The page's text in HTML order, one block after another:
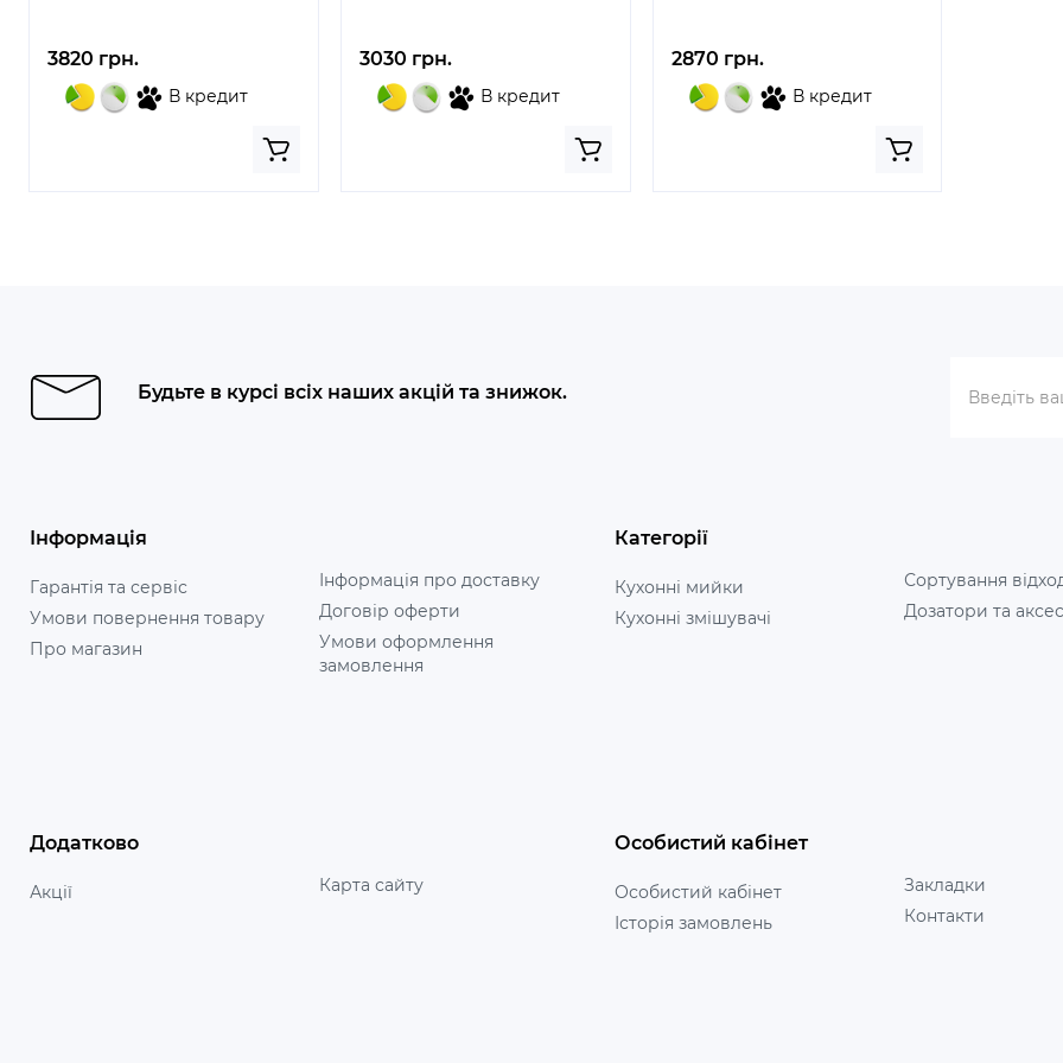
3820 грн.
В кредит
3030 грн.
В кредит
2870 грн.
В кредит
Будьте в курсі всіх наших акцій та знижок.
Інформація
Гарантія та сервіс
Умови повернення товару
Про магазин
Інформація про доставку
Договір оферти
Умови оформлення
замовлення
Категорії
Кухонні мийки
Кухонні змішувачі
Сортування
Дозатори та
Додатково
Акції Карта сайту
Особистий кабінет
Особистий кабінет
Історія замовлень
Закладки
Контакти